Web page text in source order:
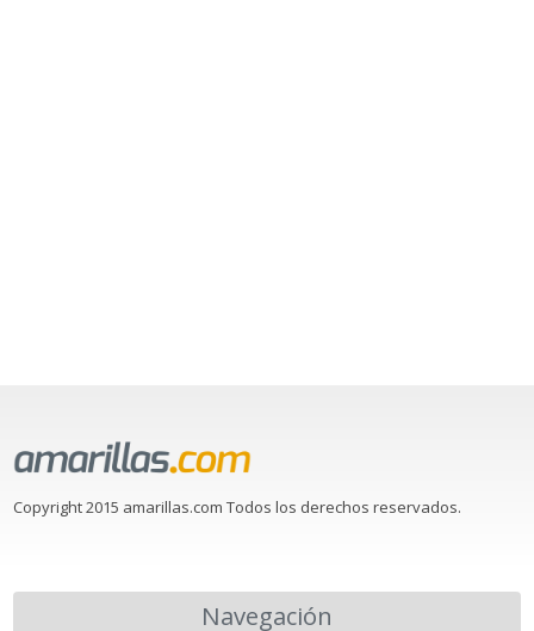
Copyright 2015 amarillas.com Todos los derechos reservados.
Navegación